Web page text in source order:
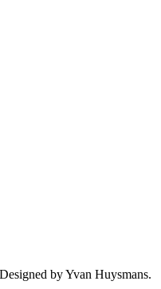
by Yvan Huysmans.